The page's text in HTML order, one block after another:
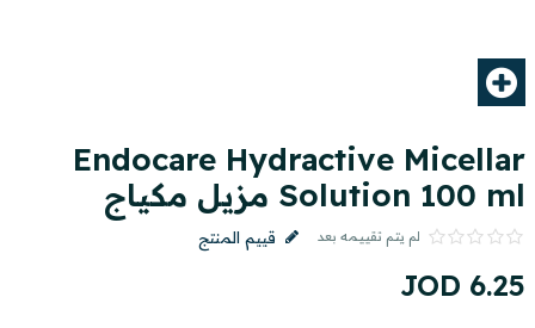
Endocare Hydractive Micellar
Solution 100 ml مزيل مكياج
لم يتم تقييمه بعد قييم المنتج
JOD 6.25